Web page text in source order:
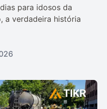
para idosos da
a verdadeira história